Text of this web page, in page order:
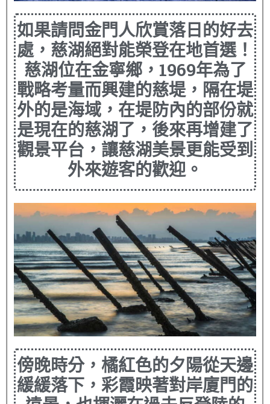
如果請問金門人欣賞落日的好去
處，慈湖絕對能榮登在地首選！
慈湖位在金寧鄉，1969年為了
戰略考量而興建的慈堤，隔在堤
外的是海域，在堤防內的部份就
是現在的慈湖了，後來再增建了
觀景平台，讓慈湖美景更能受到
外來遊客的歡迎。
傍晚時分，橘紅色的夕陽從天邊
緩緩落下，彩霞映著對岸廈門的